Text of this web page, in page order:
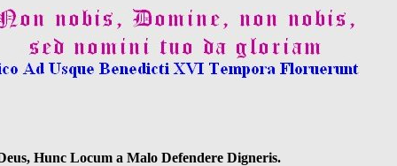
Hunc Locum a Malo Defendere Digneris.